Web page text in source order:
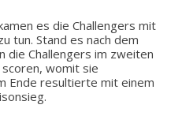
es die Challengers mit
tun. Stand es nach dem
die Challengers im zweiten
womit sie
Ende resultierte mit einem